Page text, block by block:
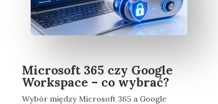
Microsoft 365 czy Google
Workspace – co wybrać?
Wybór między Microsoft 365 a Google